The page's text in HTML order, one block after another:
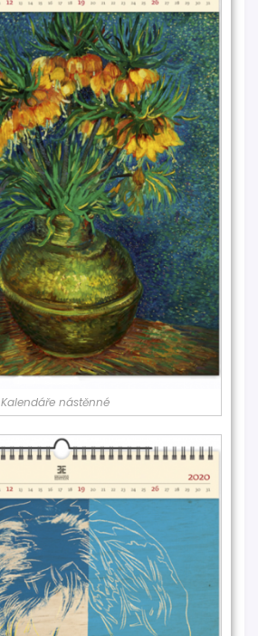
Kalendáře nástěnné